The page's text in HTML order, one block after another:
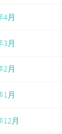
4月
3月
2月
1月
12月